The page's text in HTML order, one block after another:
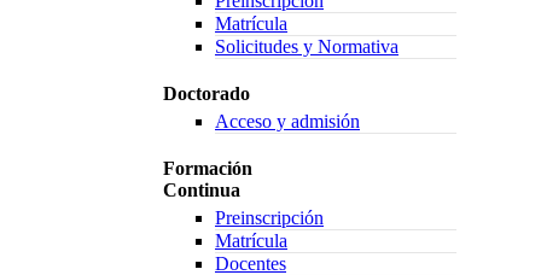
Matrícula
Solicitudes y Normativa
Doctorado
Acceso y admisión
Formación
Continua
Preinscripción
Matrícula
Docentes